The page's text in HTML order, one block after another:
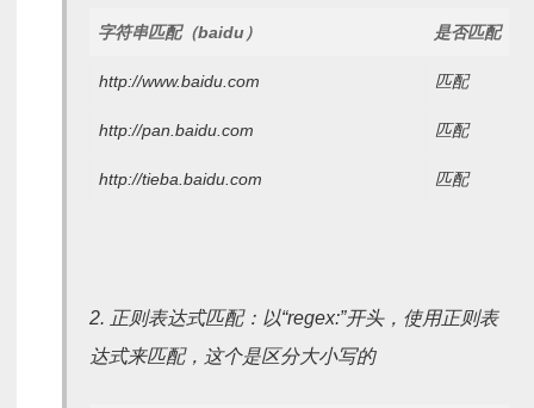
字符串匹配（baidu） 是否匹配
http://www.baidu.com 匹配
http://pan.baidu.com 匹配
http://tieba.baidu.com 匹配
2. 正则表达式匹配：以“regex:”开头，使用正则表
达式来匹配，这个是区分大小写的